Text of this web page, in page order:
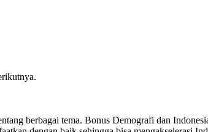
berbagai tema. Bonus Demografi dan